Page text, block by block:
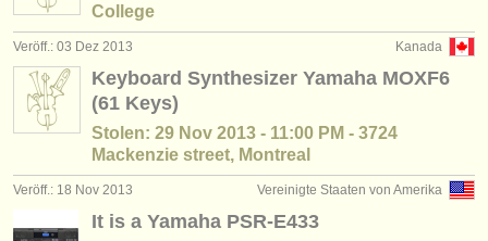
College
Kanada
Veröff.: 03 Dez 2013
Keyboard Synthesizer Yamaha MOXF6
(61 Keys)
Stolen: 29 Nov 2013 - 11:00 PM - 3724
Mackenzie street, Montreal
Vereinigte Staaten von Amerika
Veröff.: 18 Nov 2013
It is a Yamaha PSR-E433